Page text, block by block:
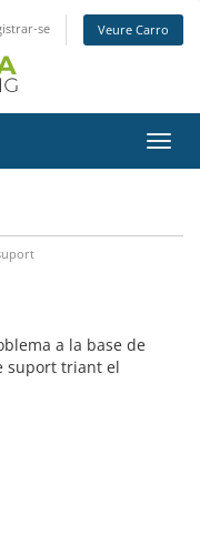
se Veure Carro
la
a la base de
suport triant el